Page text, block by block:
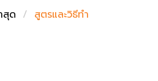
สุด สูตรและวิธีทำ